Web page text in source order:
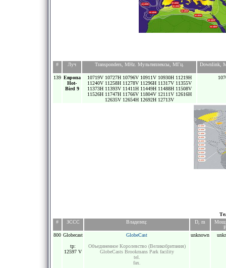
# Луч Transponders, MHz. Мультиплексы, МГц. Downlink,
139 Европа
Hot-
Bird 9
10719V 10727H 10796V 10911V 10930H 11219H
11240V 11258H 11278V 11296H 11317V 11355V
11373H 11393V 11411H 11449H 11488H 11508V
11526H 11747H 11766V 11804V 12111V 12616H
12635V 12654H 12692H 12713V
#
ЗССС Владелец: D, m
800 Globecast
tp:
12597 V
GlobeCast
Объединенное Королевство (Великобритания)
GlobeCasts Brookmans Park facility
tel.
fax.
unknown